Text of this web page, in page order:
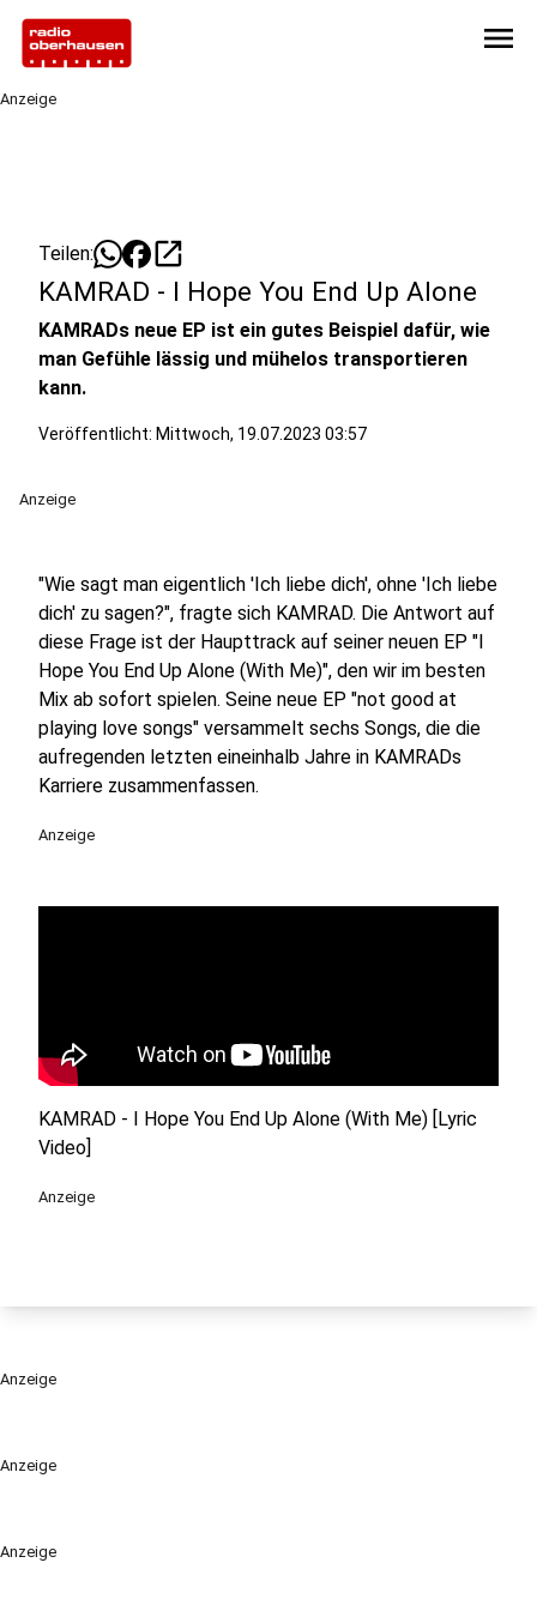
menu
Anzeige
Anzeige
Anzeige
Teilen: open_in_new
KAMRAD - I Hope You End Up Alone
KAMRADs neue EP ist ein gutes Beispiel dafür, wie
man Gefühle lässig und mühelos transportieren
kann.
Veröffentlicht: Mittwoch, 19.07.2023 03:57
Anzeige
"Wie sagt man eigentlich 'Ich liebe dich', ohne 'Ich liebe
dich' zu sagen?", fragte sich KAMRAD. Die Antwort auf
diese Frage ist der Haupttrack auf seiner neuen EP "I
Hope You End Up Alone (With Me)", den wir im besten
Mix ab sofort spielen. Seine neue EP "not good at
playing love songs" versammelt sechs Songs, die die
aufregenden letzten eineinhalb Jahre in KAMRADs
Karriere zusammenfassen.
Anzeige
KAMRAD - I Hope You End Up Alone (With Me) [Lyric
Video]
Anzeige
Anzeige